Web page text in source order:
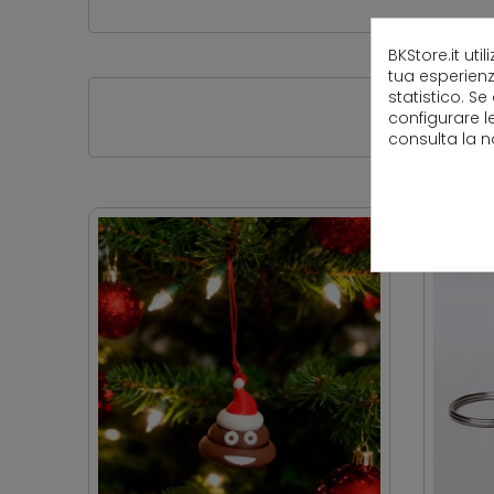
BKStore.it
tua
statistico.
configurare
consulta la